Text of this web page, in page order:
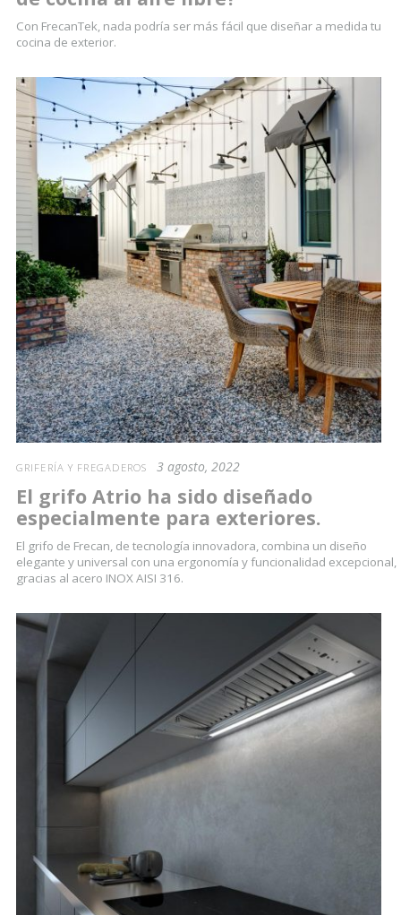
Con FrecanTek, nada podría ser más fácil que diseñar a medida tu
cocina de exterior.
GRIFERÍA Y FREGADEROS 3 agosto, 2022
El grifo Atrio ha sido diseñado
especialmente para exteriores.
El grifo de Frecan, de tecnología innovadora, combina un diseño
elegante y universal con una ergonomía y funcionalidad excepcional,
gracias al acero INOX AISI 316.